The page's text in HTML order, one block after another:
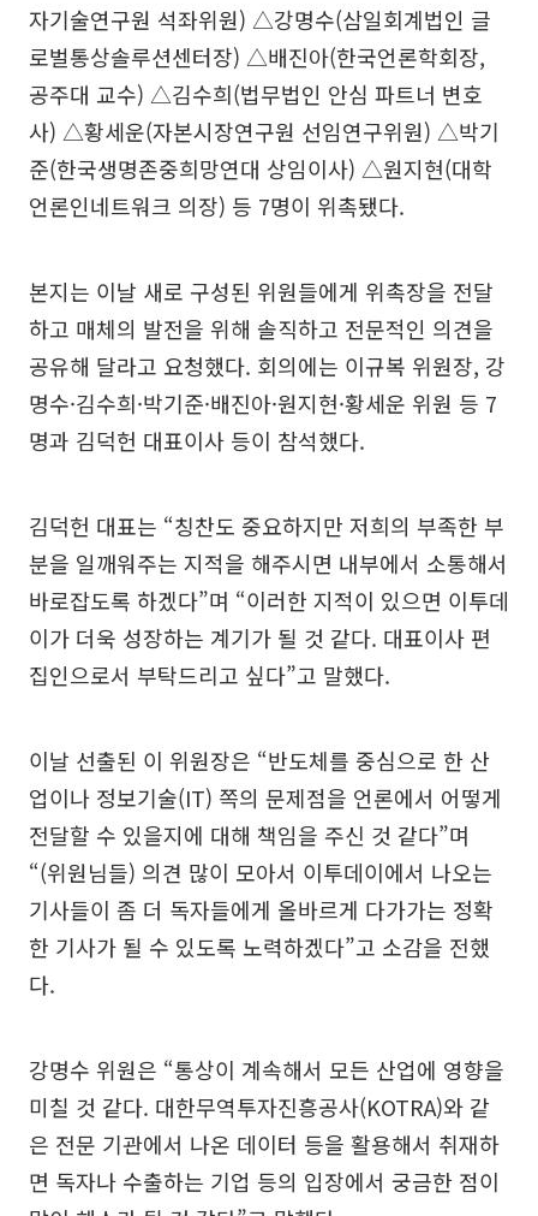
자기술연구원 석좌위원) △강명수(삼일회계법인 글
로벌통상솔루션센터장) △배진아(한국언론학회장,
공주대 교수) △김수희(법무법인 안심 파트너 변호
사) △황세운(자본시장연구원 선임연구위원) △박기
준(한국생명존중희망연대 상임이사) △원지현(대학
언론인네트워크 의장) 등 7명이 위촉됐다.
본지는 이날 새로 구성된 위원들에게 위촉장을 전달
하고 매체의 발전을 위해 솔직하고 전문적인 의견을
공유해 달라고 요청했다. 회의에는 이규복 위원장, 강
명수·김수희·박기준·배진아·원지현·황세운 위원 등 7
명과 김덕헌 대표이사 등이 참석했다.
김덕헌 대표는 “칭찬도 중요하지만 저희의 부족한 부
분을 일깨워주는 지적을 해주시면 내부에서 소통해서
바로잡도록 하겠다”며 “이러한 지적이 있으면 이투데
이가 더욱 성장하는 계기가 될 것 같다. 대표이사 편
집인으로서 부탁드리고 싶다”고 말했다.
이날 선출된 이 위원장은 “반도체를 중심으로 한 산
업이나 정보기술(IT) 쪽의 문제점을 언론에서 어떻게
전달할 수 있을지에 대해 책임을 주신 것 같다”며
“(위원님들) 의견 많이 모아서 이투데이에서 나오는
기사들이 좀 더 독자들에게 올바르게 다가가는 정확
한 기사가 될 수 있도록 노력하겠다”고 소감을 전했
다.
강명수 위원은 “통상이 계속해서 모든 산업에 영향을
미칠 것 같다. 대한무역투자진흥공사(KOTRA)와 같
은 전문 기관에서 나온 데이터 등을 활용해서 취재하
면 독자나 수출하는 기업 등의 입장에서 궁금한 점이